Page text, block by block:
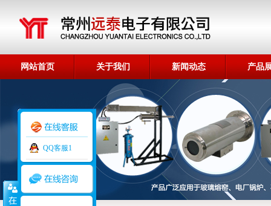
网站首页 关于我们 新闻动态 产品
QQ客服1